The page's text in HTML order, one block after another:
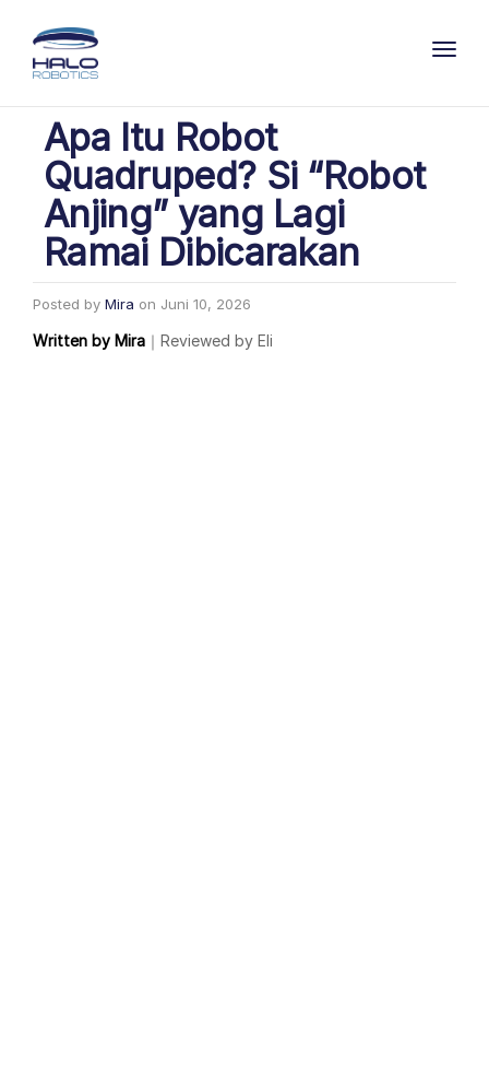
Apa Itu Robot
Quadruped? Si “Robot
Anjing” yang Lagi
Ramai Dibicarakan
Posted by Mira on Juni 10, 2026
Written by Mira ｜ Reviewed by Eli